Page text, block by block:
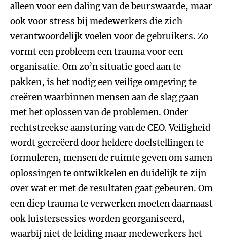
alleen voor een daling van de beurswaarde, maar
ook voor stress bij medewerkers die zich
verantwoordelijk voelen voor de gebruikers. Zo
vormt een probleem een trauma voor een
organisatie. Om zo’n situatie goed aan te
pakken, is het nodig een veilige omgeving te
creëren waarbinnen mensen aan de slag gaan
met het oplossen van de problemen. Onder
rechtstreekse aansturing van de CEO. Veiligheid
wordt gecreëerd door heldere doelstellingen te
formuleren, mensen de ruimte geven om samen
oplossingen te ontwikkelen en duidelijk te zijn
over wat er met de resultaten gaat gebeuren. Om
een diep trauma te verwerken moeten daarnaast
ook luistersessies worden georganiseerd,
waarbij niet de leiding maar medewerkers het